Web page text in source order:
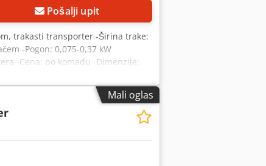
Pošalji upit
trakasti transporter -Širina trake:
-Pogon: 0,075-0,37 kW
-Cena: po komadu -Dimenzije:
Mali oglas